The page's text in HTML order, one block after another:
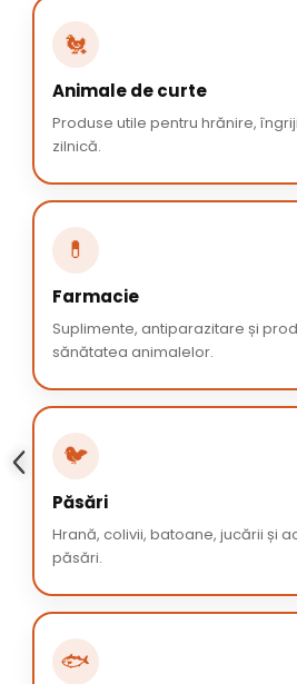
🐔
Animale de curte
Produse utile pentru hrănire,
zilnică.
💊
Farmacie
Suplimente, antiparazitare și
sănătatea animalelor.
🐦
Păsări
Hrană, colivii, batoane, jucării și
păsări.
🐟